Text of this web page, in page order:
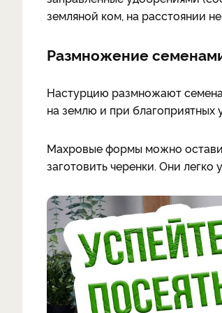
земляной ком, на расстоянии
Размножение
Настурцию размножают
на землю и при благоприятных
Махровые формы можно
заготовить черенки. Они легко